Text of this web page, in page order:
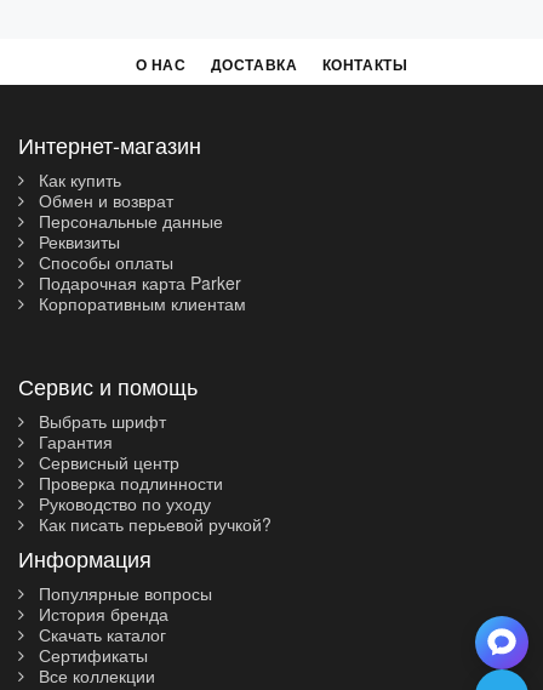
О НАС ДОСТАВКА КОНТАКТЫ
Интернет-магазин
Как купить
Обмен и возврат
Персональные данные
Реквизиты
Способы оплаты
Подарочная карта Parker
Корпоративным клиентам
Сервис и помощь
Выбрать шрифт
Гарантия
Сервисный центр
Проверка подлинности
Руководство по уходу
Как писать перьевой ручкой?
Информация
Популярные вопросы
История бренда
Скачать каталог
Сертификаты
Все коллекции